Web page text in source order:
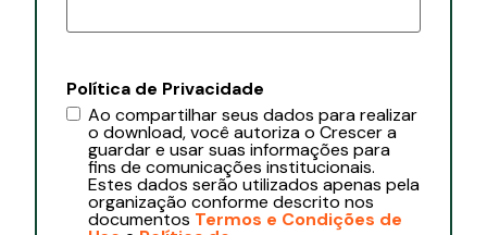
Política de Privacidade
Ao compartilhar seus dados para realizar
o download, você autoriza o Crescer a
guardar e usar suas informações para
fins de comunicações institucionais.
Estes dados serão utilizados apenas pela
organização conforme descrito nos
documentos Termos e Condições de